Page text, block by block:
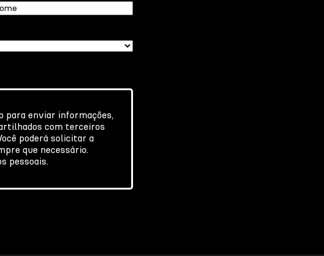
para enviar informações,
com terceiros
poderá solicitar a
que necessário.
pessoais.